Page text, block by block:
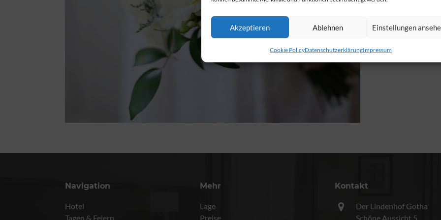
Akzeptieren Ablehnen Einstellungen
Cookie PolicyDatenschutzerklärungImpressum
Navigation
Hotel
Tagen & Feiern
Mehr
Lage
Preise
Kontakt
Der Lindenhof Gotha
Schöne Aussicht 5